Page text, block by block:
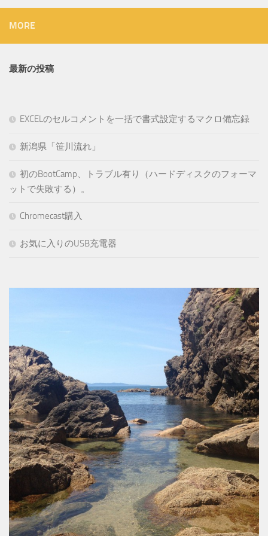
MORE
最新の投稿
EXCELのセルコメントを一括で書式設定するマクロ備忘録
新潟県「笹川流れ」
初のBootCamp、トラブル有り（ハードディスクのフォーマ
ットで失敗する）。
Chromecast購入
お気に入りのUSB充電器